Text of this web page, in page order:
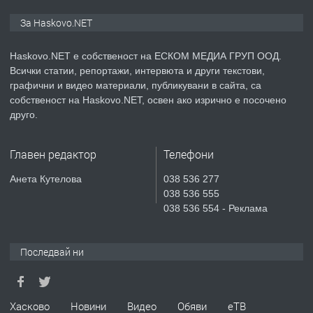
преди 4 дни
ПРЕДЛАГА
Продавам парцел в гр. Хасково кв.
СГЛОБЯВАНЕ НА МЕБЕЛИ.
За Haskovo.NET
Haskovo.NET е собственост на ЕСКОМ МЕДИА ГРУП ООД.
Всички статии, репортажи, интервюта и други текстови,
графични и видео материали, публикувани в сайта, са
собственост на Haskovo.NET, освен ако изрично е посочено
друго.
Главен редактор
Анета Кутелова
Телефони
038 536 277
038 536 555
038 536 554 - Реклама
Последвай ни
Хасково Новини Видео Обяви еТВ